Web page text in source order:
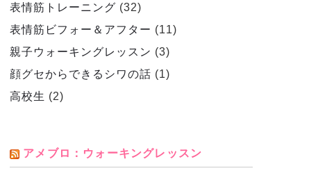
表情筋トレーニング (32)
表情筋ビフォー＆アフター (11)
親子ウォーキングレッスン (3)
顔グセからできるシワの話 (1)
高校生 (2)
アメブロ：ウォーキングレッスン